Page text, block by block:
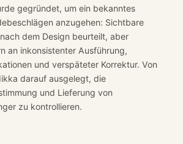
gegründet, um ein bekanntes
anzugehen: Sichtbare
dem Design beurteilt, aber
an inkonsistenter Ausführung,
und verspäteter Korrektur. Von
darauf ausgelegt, die
und Lieferung von
zu kontrollieren.